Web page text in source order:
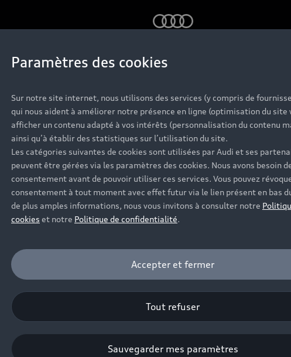
Nos Audi
labellisées
24 mois et vérifiée sur jusqu'à 130 points de contrôle, dont
sont disponibles et vous accompagnent pour votre
2
Cliquez sur « Contacter votre Partenaire ».
Paramètres des cookies
Sur notre site internet, nous utilisons des services (y compris de
qui nous aident à améliorer notre présence en ligne (optimisation du site
afficher un contenu adapté à vos intérêts (personnalisation du contenu
ainsi qu’à établir des statistiques sur l’utilisation du site.
Les catégories suivantes de cookies sont utilisées par Audi et ses
peuvent être gérées via les paramètres des cookies. Nous avons besoin
consentement avant de pouvoir utiliser ces services. Vous pouvez
consentement à tout moment avec effet futur via le lien présent en bas
de plus amples informations, nous vous invitons à consulter notre
cookies et notre Politique de confidentialité.
Accepter et fermer
Tout refuser
Sauvegarder mes paramètres